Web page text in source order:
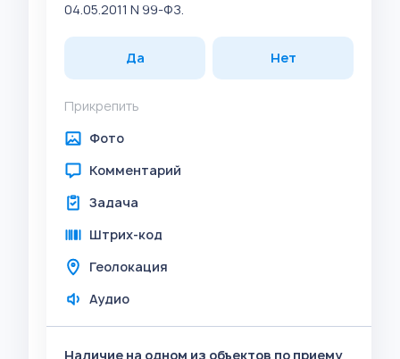
04.05.2011 N 99-ФЗ.
Да Нет
Прикрепить
Фото
Комментарий
Задача
Штрих-код
Геолокация
Аудио
Наличие на одном из объектов по приему